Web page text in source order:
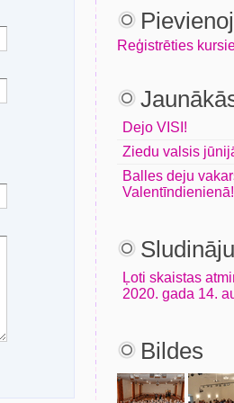
Reģistrēties
Dejo VISI!
Ziedu valsis
Balles deju
Valentīndienienā!
Ļoti skaistas
2020. gada 14.
Bildes